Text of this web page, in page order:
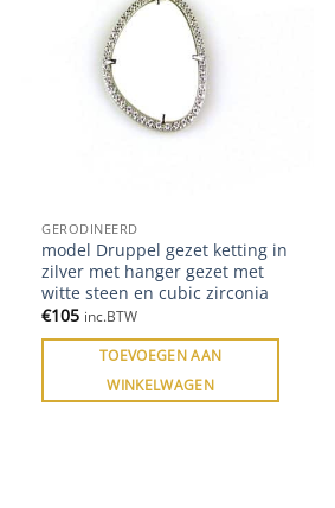
GERODINEERD
model Druppel gezet ketting in
zilver met hanger gezet met
witte steen en cubic zirconia
€105 inc.BTW
TOEVOEGEN AAN
WINKELWAGEN